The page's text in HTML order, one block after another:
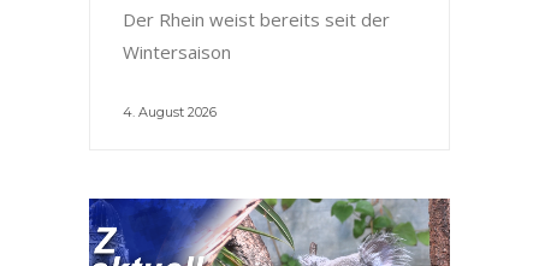
Der Rhein weist bereits seit der
Wintersaison
4. August 2026